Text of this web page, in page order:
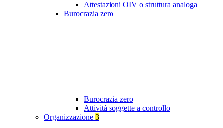
Attestazioni OIV o struttura analoga
Burocrazia zero
Burocrazia zero
Attività soggette a controllo
Organizzazione 3